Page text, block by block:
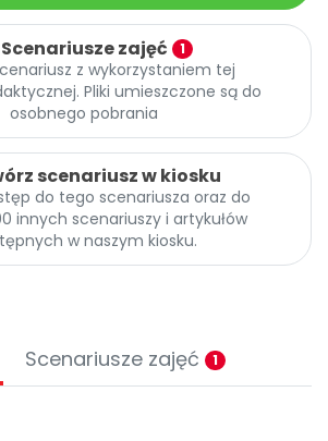
Scenariusze zajęć 1
z wykorzystaniem tej
Pliki umieszczone są do
osobnego pobrania
scenariusz w kiosku
do tego scenariusza oraz do
innych scenariuszy i artykułów
w naszym kiosku.
Scenariusze zajęć 1